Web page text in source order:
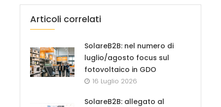
Articoli correlati
SolareB2B: nel numero di
luglio/agosto focus sul
fotovoltaico in GDO
16 Luglio 2026
SolareB2B: allegato al